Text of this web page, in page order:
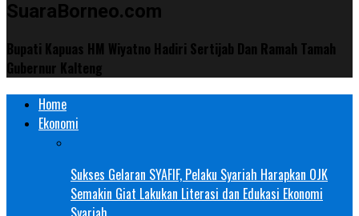
SuaraBorneo.com
Bupati Kapuas HM Wiyatno Hadiri Sertijab Dan Ramah Tamah
Gubernur Kalteng
Home
Ekonomi
Sukses Gelaran SYAFIF, Pelaku Syariah Harapkan OJK
Semakin Giat Lakukan Literasi dan Edukasi Ekonomi